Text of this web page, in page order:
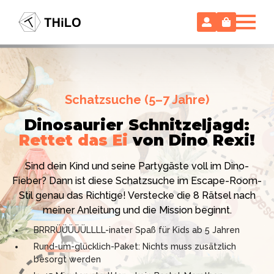
Hollywood-Action im
Kinderzimmer – ohne
Vorbereitungsstress!
Ich bin THiLO, "Dein SPIEGEL"-Bestseller-Autor und
TV-Profi (ZDF "1, 2 oder 3"). Entdecke jetzt meine
Schatzsuchen und Escape Rooms zum Sofort-
Download. Und natürlich meine Ebooks.
Schatzsuche (5–7 Jahre)
Dinosaurier Schnitzeljagd:
Rettet das Ei von Dino Rexi!
Sind dein Kind und seine Partygäste voll im Dino-
Fieber? Dann ist diese Schatzsuche im Escape-Room-
Stil genau das Richtige! Verstecke die 8 Rätsel nach
meiner Anleitung und die Mission beginnt.
BRRRÜÜÜÜÜLLLL-inater Spaß für Kids ab 5 Jahren
Rund-um-glücklich-Paket: Nichts muss zusätzlich
besorgt werden
Escape Room (ab 8 oder 12 Jahre)
Locked-up Agents: Im Labor
des Virologen
Das gab es noch nie: Verwandele dein Zuhause in ein
High-Tech Labor! Unser 24-seitiges PDF enthält alles:
Mission, Agentenausweise, Rätsel und Requisiten.
Knackt den Fall in 90 Minuten!
Kniffliger Rätselspaß für 2 bis 6 Spieler (8 - 11 oder 12–
99 Jahre)
Professionelles PDF: Agentenausweise & Schilder
inklusive